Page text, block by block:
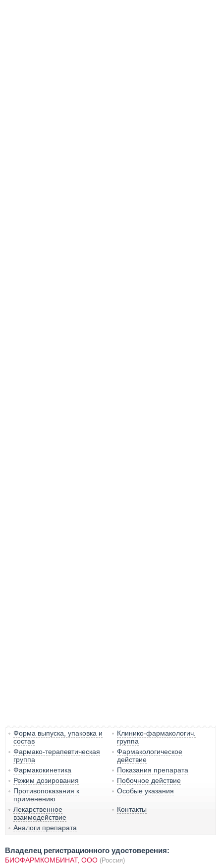
Форма выпуска, упаковка и
состав
Клинико-фармакологич.
группа
Фармако-терапевтическая
группа
Фармакологическое
действие
Фармакокинетика
Показания препарата
Режим дозирования
Побочное действие
Противопоказания к
применению
Особые указания
Лекарственное
взаимодействие
Контакты
Аналоги препарата
Владелец регистрационного удостоверения:
БИОФАРМКОМБИНАТ, ООО (Россия)